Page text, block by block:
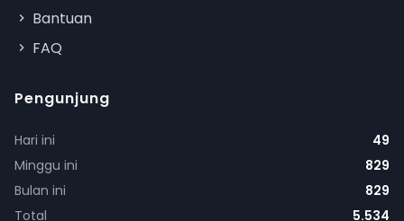
Bantuan
FAQ
Pengunjung
Hari ini
49
Minggu ini
829
Bulan ini
829
Total
5.534